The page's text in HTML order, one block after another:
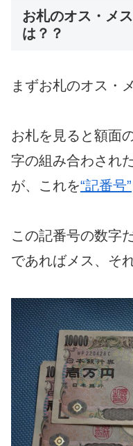
お札のオス・メ
は？？
まずお札のオス・
お札を見ると額面
字の組み合わされ
が、これを“記番号”
この記番号の数字
であればメス、そ